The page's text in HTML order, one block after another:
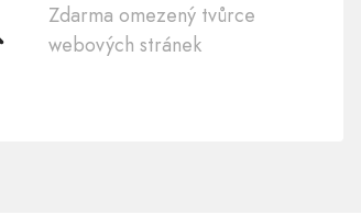
Zdarma omezený tvůrce
webových stránek